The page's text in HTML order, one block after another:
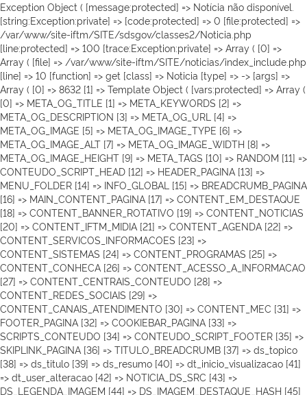
Exception Object ( [message:protected] => Notícia não disponível.
[string:Exception:private] => [code:protected] => 0 [file:protected] =>
/var/www/site-iftm/SITE/sdsgov/classes2/Noticia.php
[line:protected] => 100 [trace:Exception:private] => Array ( [0] =>
Array ( [file] => /var/www/site-iftm/SITE/noticias/index_include.php
[line] => 10 [function] => get [class] => Noticia [type] => -> [args] =>
Array ( [0] => 8632 [1] => Template Object ( [vars:protected] => Array (
[0] => META_OG_TITLE [1] => META_KEYWORDS [2] =>
META_OG_DESCRIPTION [3] => META_OG_URL [4] =>
META_OG_IMAGE [5] => META_OG_IMAGE_TYPE [6] =>
META_OG_IMAGE_ALT [7] => META_OG_IMAGE_WIDTH [8] =>
META_OG_IMAGE_HEIGHT [9] => META_TAGS [10] => RANDOM [11] =>
CONTEUDO_SCRIPT_HEAD [12] => HEADER_PAGINA [13] =>
MENU_FOLDER [14] => INFO_GLOBAL [15] => BREADCRUMB_PAGINA
[16] => MAIN_CONTENT_PAGINA [17] => CONTENT_EM_DESTAQUE
[18] => CONTENT_BANNER_ROTATIVO [19] => CONTENT_NOTICIAS
[20] => CONTENT_IFTM_MIDIA [21] => CONTENT_AGENDA [22] =>
CONTENT_SERVICOS_INFORMACOES [23] =>
CONTENT_SISTEMAS [24] => CONTENT_PROGRAMAS [25] =>
CONTENT_CONHECA [26] => CONTENT_ACESSO_A_INFORMACAO
[27] => CONTENT_CENTRAIS_CONTEUDO [28] =>
CONTENT_REDES_SOCIAIS [29] =>
CONTENT_CANAIS_ATENDIMENTO [30] => CONTENT_MEC [31] =>
FOOTER_PAGINA [32] => COOKIEBAR_PAGINA [33] =>
SCRIPTS_CONTEUDO [34] => CONTEUDO_SCRIPT_FOOTER [35] =>
SKIPLINK_PAGINA [36] => TITULO_BREADCRUMB [37] => ds_topico
[38] => ds_titulo [39] => ds_resumo [40] => dt_inicio_visualizacao [41]
=> dt_user_alteracao [42] => NOTICIA_DS_SRC [43] =>
DS_LEGENDA_IMAGEM [44] => DS_IMAGEM_DESTAQUE_HASH [45]